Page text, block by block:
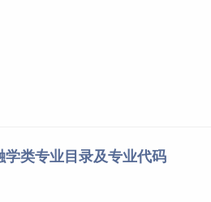
类专业目录及专业代码